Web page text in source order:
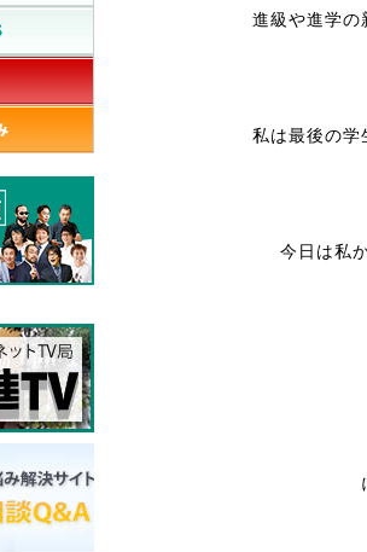
進級や進学の
私は最後の
今日は私